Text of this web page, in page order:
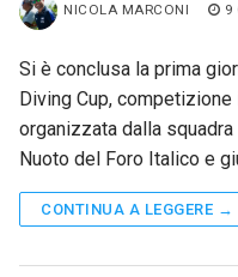
NICOLA MARCONI 9
Si è conclusa la prima
Diving Cup,
organizzata dalla
Nuoto del Foro Italico e
CONTINUA A LEGGERE →